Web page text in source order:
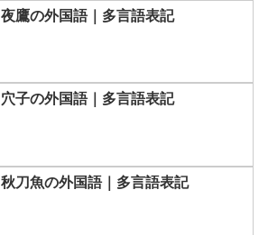
夜鷹の外国語｜多言語表記
穴子の外国語｜多言語表記
秋刀魚の外国語｜多言語表記